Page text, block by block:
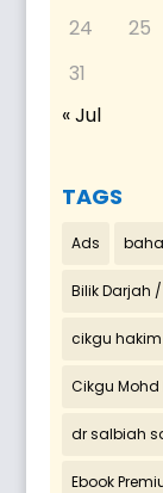
24
25
31
« Jul
TAGS
Ads
Bilik Darjah
cikgu hakim
Cikgu Mohd
dr salbiah
Ebook